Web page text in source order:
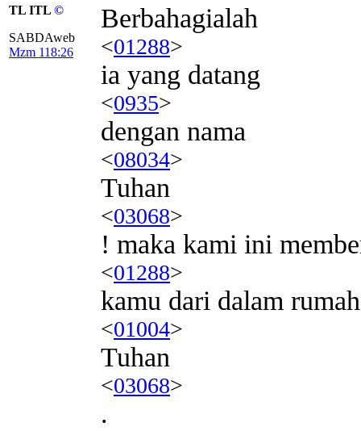
TL ITL ©
SABDAweb
Mzm 118:26
Berbahagialah
<01288>
ia yang datang
<0935>
dengan nama
<08034>
Tuhan
<03068>
! maka kami ini
<01288>
kamu dari dalam rumah
<01004>
Tuhan
<03068>
.